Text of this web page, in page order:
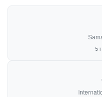
Högskolan i Halmstad
Kungliga Tekniska
5 i